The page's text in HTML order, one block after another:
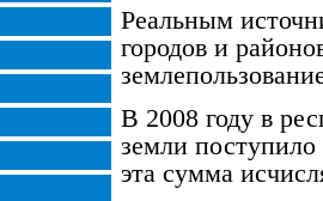
Реальным
городов и
В 2008 году в
земли
эта сумма